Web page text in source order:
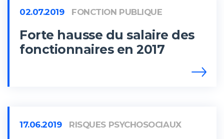
02.07.2019 FONCTION PUBLIQUE
Forte hausse du salaire des
fonctionnaires en 2017
17.06.2019 RISQUES PSYCHOSOCIAUX